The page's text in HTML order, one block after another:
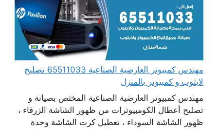
مهندس كمبيوتر العارضية الصناعية 65511033 تصليح
لابتوب و كمبيوتر بالمنزل
مهندس كمبيوتر العارضية الصناعية المختص بصيانة و
تصليح أعطال الكومبيوترات من ظهور الشاشة الزرقاء ،
ظهور الشاشة السوداء ، تعطيل كرت الشاشة وحدة